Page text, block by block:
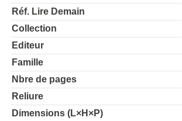
Réf. Lire Demain
Collection
Editeur
Famille
Nbre de pages
Reliure
Dimensions (L×H×P)